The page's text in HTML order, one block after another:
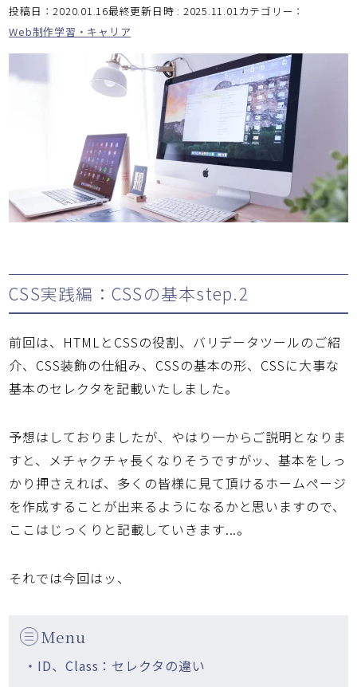
投稿日：2020.01.16最終更新日時 : 2025.11.01 カテゴリー：
Web制作学習・キャリア
CSS実践編：CSSの基本step.2
前回は、HTMLとCSSの役割、バリデータツールのご紹
介、CSS装飾の仕組み、CSSの基本の形、CSSに大事な
基本のセレクタを記載いたしました。
予想はしておりましたが、やはり一からご説明となりま
すと、メチャクチャ長くなりそうですがッ、基本をしっ
かり押さえれば、多くの皆様に見て頂けるホームページ
を作成することが出来るようになるかと思いますので、
ここはじっくりと記載していきます...。
それでは今回はッ、
Menu
・ID、Class：セレクタの違い